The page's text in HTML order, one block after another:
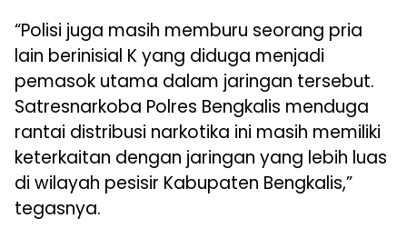
“Polisi juga masih memburu seorang pria
lain berinisial K yang diduga menjadi
pemasok utama dalam jaringan tersebut.
Satresnarkoba Polres Bengkalis menduga
rantai distribusi narkotika ini masih memiliki
keterkaitan dengan jaringan yang lebih luas
di wilayah pesisir Kabupaten Bengkalis,”
tegasnya.